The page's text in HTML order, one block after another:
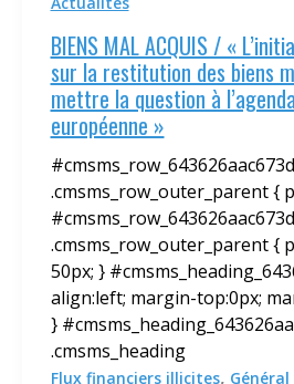
BIENS MAL ACQUIS / «
sur la restitution des biens
mettre la question à
européenne »
#cmsms_row_643626aac673d
.cmsms_row_outer_parent {
#cmsms_row_643626aac673d
.cmsms_row_outer_parent {
50px; }
align:left; margin-top:0px;
}
.cmsms_heading
Flux financiers illicites, Général